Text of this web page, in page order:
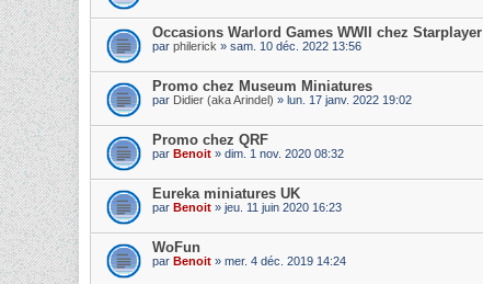
Occasions Warlord Games WWII chez Starplayer
par philerick » sam. 10 déc. 2022 13:56
Promo chez Museum Miniatures
par Didier (aka Arindel) » lun. 17 janv. 2022 19:02
Promo chez QRF
par Benoit » dim. 1 nov. 2020 08:32
Eureka miniatures UK
par Benoit » jeu. 11 juin 2020 16:23
WoFun
par Benoit » mer. 4 déc. 2019 14:24